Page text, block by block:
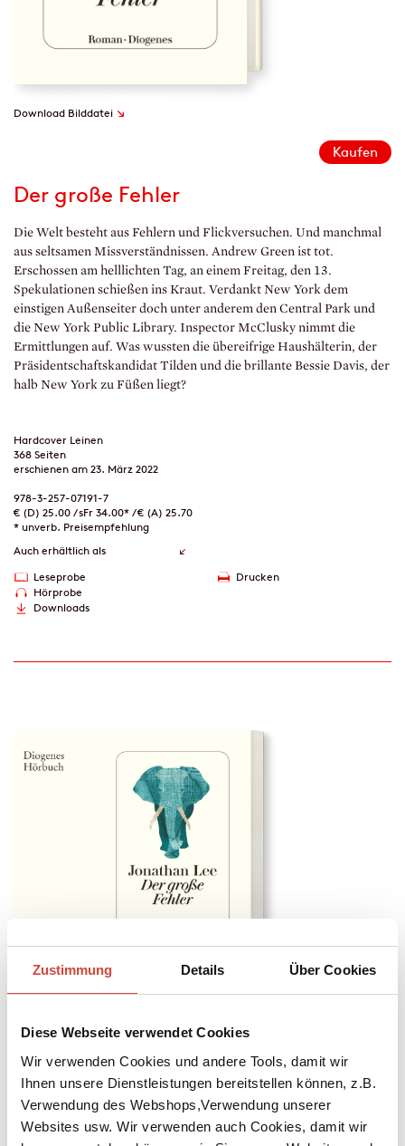
Zustimmung Details Über Cookies
Diese Webseite verwendet Cookies
Wir verwenden Cookies und andere Tools, damit wir
Ihnen unsere Dienstleistungen bereitstellen können, z.B.
Verwendung des Webshops,Verwendung unserer
Websites usw. Wir verwenden auch Cookies, damit wir
Download Bilddatei ↘
Kaufen
Der große Fehler
Die Welt besteht aus Fehlern und Flickversuchen. Und manchmal
aus seltsamen Missverständnissen. Andrew Green ist tot.
Erschossen am helllichten Tag, an einem Freitag, den 13.
Spekulationen schießen ins Kraut. Verdankt New York dem
einstigen Außenseiter doch unter anderem den Central Park und
die New York Public Library. Inspector McClusky nimmt die
Ermittlungen auf. Was wussten die übereifrige Haushälterin, der
Präsidentschaftskandidat Tilden und die brillante Bessie Davis, der
halb New York zu Füßen liegt?
Hardcover Leinen
368 Seiten
erschienen am 23. März 2022
978-3-257-07191-7
€ (D) 25.00 / sFr 34.00* / € (A) 25.70
* unverb. Preisempfehlung
Auch erhältlich als
Leseprobe
Hörprobe
Downloads
Drucken
Der große Fehler
Ungekürzt gelesen von Wolfram Koch. Aus dem Englischen von
Werner Löcher-Lawrence